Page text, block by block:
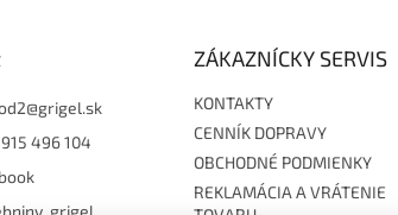
@grigel.sk
496 104
ZÁKAZNÍCKY SERVIS
KONTAKTY
CENNÍK DOPRAVY
OBCHODNÉ PODMIENKY
REKLAMÁCIA A VRÁTENIE